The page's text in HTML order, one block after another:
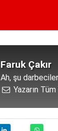
Faruk Çakır
Ah, şu
Yazarın Tüm